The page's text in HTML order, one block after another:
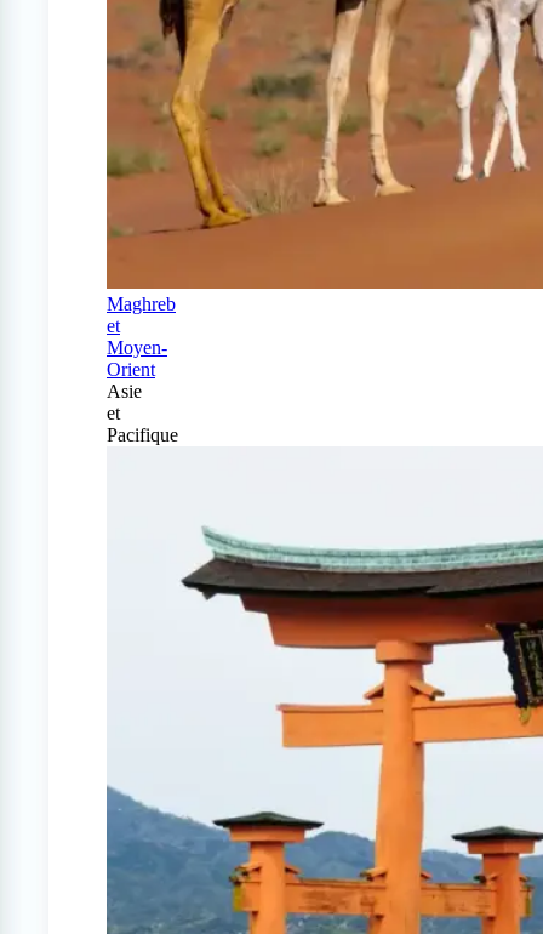
Maghreb
et
Moyen-
Orient
Asie
et
Pacifique